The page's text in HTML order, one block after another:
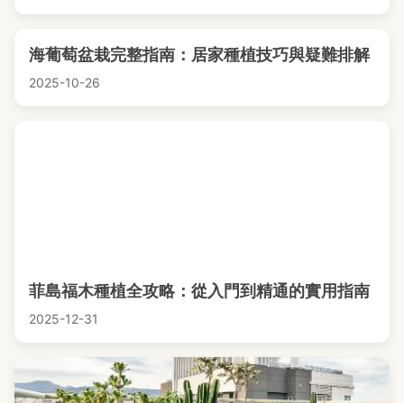
海葡萄盆栽完整指南：居家種植技巧與疑難排解
2025-10-26
菲島福木種植全攻略：從入門到精通的實用指南
2025-12-31